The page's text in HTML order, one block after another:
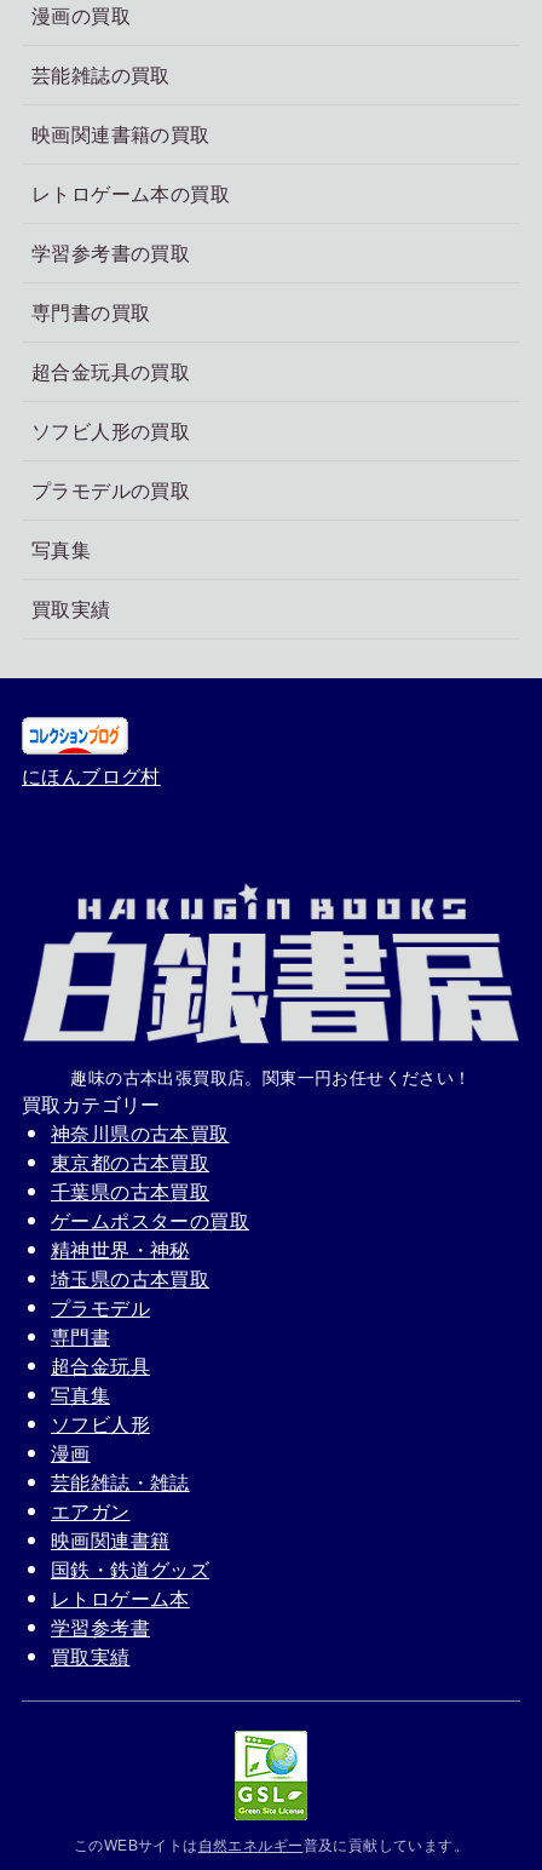
漫画の買取
芸能雑誌の買取
映画関連書籍の買取
レトロゲーム本の買取
学習参考書の買取
専門書の買取
超合金玩具の買取
ソフビ人形の買取
プラモデルの買取
写真集
買取実績
にほんブログ村
趣味の古本出張買取店。関東一円お任せください！
買取カテゴリー
神奈川県の古本買取
東京都の古本買取
千葉県の古本買取
ゲームポスターの買取
精神世界・神秘
埼玉県の古本買取
プラモデル
専門書
超合金玩具
写真集
ソフビ人形
漫画
芸能雑誌・雑誌
エアガン
映画関連書籍
国鉄・鉄道グッズ
レトロゲーム本
学習参考書
買取実績
このWEBサイトは自然エネルギー普及に貢献しています。